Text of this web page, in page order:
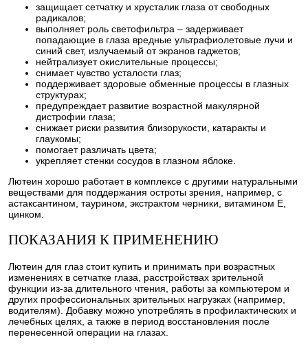
защищает сетчатку и хрусталик глаза от свободных
радикалов;
выполняет роль светофильтра – задерживает
попадающие в глаза вредные ультрафиолетовые лучи и
синий свет, излучаемый от экранов гаджетов;
нейтрализует окислительные процессы;
снимает чувство усталости глаз;
поддерживает здоровые обменные процессы в глазных
структурах;
предупреждает развитие возрастной макулярной
дистрофии глаза;
снижает риски развития близорукости, катаракты и
глаукомы;
помогает различать цвета;
укрепляет стенки сосудов в глазном яблоке.
Лютеин хорошо работает в комплексе с другими натуральными
веществами для поддержания остроты зрения, например, с
астаксантином, таурином, экстрактом черники, витамином E,
цинком.
ПОКАЗАНИЯ К ПРИМЕНЕНИЮ
Лютеин для глаз стоит купить и принимать при возрастных
изменениях в сетчатке глаза, расстройствах зрительной
функции из-за длительного чтения, работы за компьютером и
других профессиональных зрительных нагрузках (например,
водителям). Добавку можно употреблять в профилактических и
лечебных целях, а также в период восстановления после
перенесенной операции на глазах.